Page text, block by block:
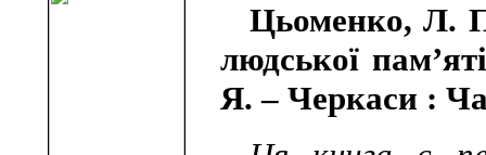
Цьоменко, Л.
людської
Я. – Черкаси :